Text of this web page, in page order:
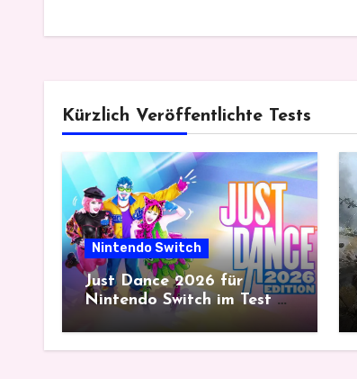
Kürzlich Veröffentlichte Tests
Nintendo Switch
Just Dance 2026 für
Nintendo Switch im Test –
Gemeinsam tanzt es sich
besser